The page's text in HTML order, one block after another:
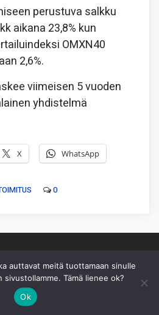
perustuva salkku
aikana 23,8% kun
OMXN40
2,6%.
viimeisen 5 vuoden
yhdistelmä
X WhatsApp
0
| Mediakortti
eikä sisältöä pidä
auttavat meitä tuottamaan sinulle
sivustollamme. Tämä lienee ok?
Ok